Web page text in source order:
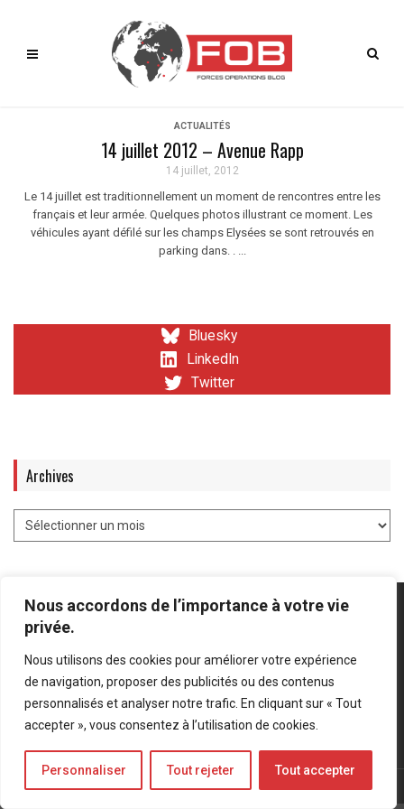
Nous accordons de l’importance à votre vie
privée.
Nous utilisons des cookies pour améliorer votre expérience
de navigation, proposer des publicités ou des contenus
personnalisés et analyser notre trafic. En cliquant sur « Tout
accepter », vous consentez à l’utilisation de cookies.
Personnaliser Tout rejeter Tout accepter
ACTUALITÉS
14 juillet 2012 – Avenue Rapp
14 juillet, 2012
Le 14 juillet est traditionnellement un moment de rencontres entre les
français et leur armée. Quelques photos illustrant ce moment. Les
véhicules ayant défilé sur les champs Elysées se sont retrouvés en
parking dans. . ...
Bluesky
LinkedIn
Twitter
Archives
Mentions légales-Politique de confidentialité
Bluesky
LinkedIn
Twitter
© Forces Operations Blog - 2022